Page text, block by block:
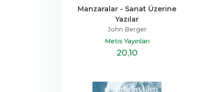
Manzaralar - Sanat Üzerine
Yazılar
John Berger
Metis Yayınları
20,10